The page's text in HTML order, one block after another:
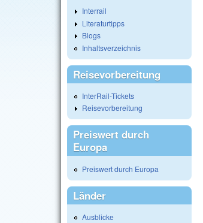
Interrail
Literaturtipps
Blogs
Inhaltsverzeichnis
Reisevorbereitung
InterRail-Tickets
Reisevorbereitung
Preiswert durch
Europa
Preiswert durch Europa
Länder
Ausblicke